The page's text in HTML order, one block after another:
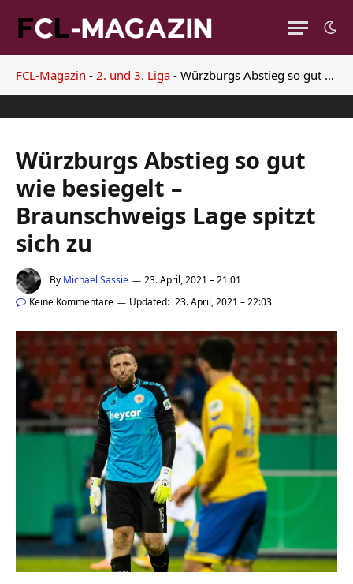
FCL-Magazin - 2. und 3. Liga - Würzburgs Abstieg so gut wie besiegelt – Braunschweigs Lage spitzt sich zu
Würzburgs Abstieg so gut
wie besiegelt –
Braunschweigs Lage spitzt
sich zu
By Michael Sassie
23. April, 2021 – 21:01
Keine Kommentare
Updated: 23. April, 2021 – 22:03